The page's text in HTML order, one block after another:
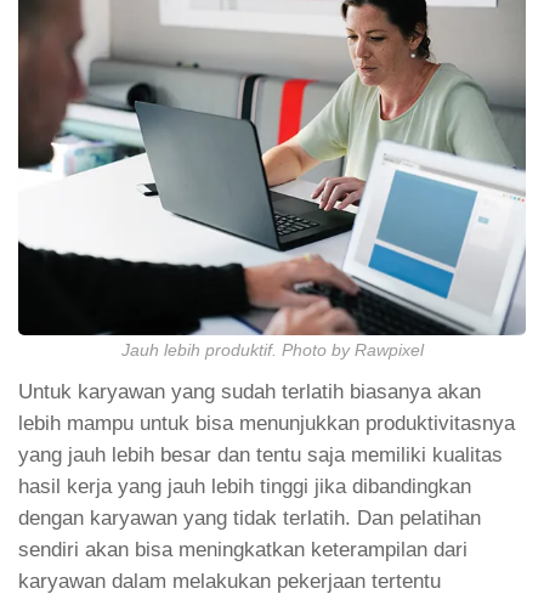
Jauh lebih produktif. Photo by Rawpixel
Untuk karyawan yang sudah terlatih biasanya akan
lebih mampu untuk bisa menunjukkan produktivitasnya
yang jauh lebih besar dan tentu saja memiliki kualitas
hasil kerja yang jauh lebih tinggi jika dibandingkan
dengan karyawan yang tidak terlatih. Dan pelatihan
sendiri akan bisa meningkatkan keterampilan dari
karyawan dalam melakukan pekerjaan tertentu